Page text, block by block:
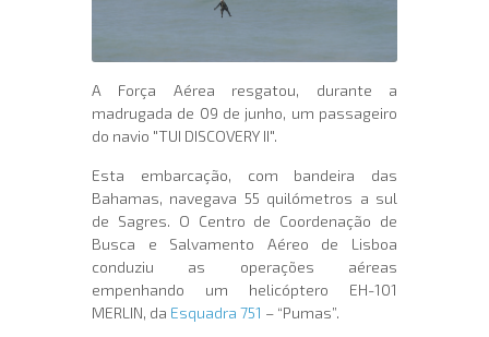
A Força Aérea resgatou, durante a
madrugada de 09 de junho, um passageiro
do navio "TUI DISCOVERY II".
Esta embarcação, com bandeira das
Bahamas, navegava 55 quilómetros a sul
de Sagres. O Centro de Coordenação de
Busca e Salvamento Aéreo de Lisboa
conduziu as operações aéreas
empenhando um helicóptero EH-101
MERLIN, da Esquadra 751 – “Pumas”.